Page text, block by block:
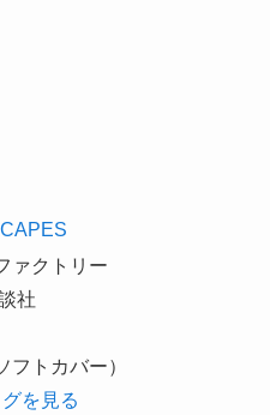
ァクトリー
社
フトカバー）
を見る